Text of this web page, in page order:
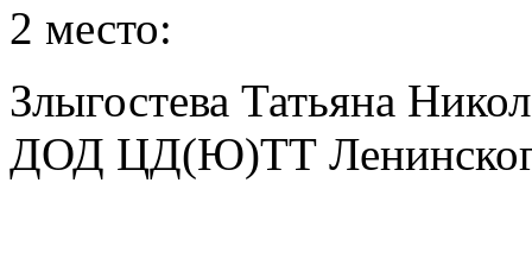
2 место:
Злыгостева Татьяна
ДОД ЦД(Ю)ТТ